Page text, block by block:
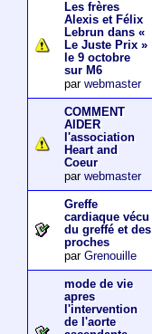
Les frères
Alexis et Félix
Lebrun dans «
Le Juste Prix »
le 9 octobre
sur M6
par webmaster
COMMENT
AIDER
l'association
Heart and
Coeur
par webmaster
Greffe
cardiaque vécu
du greffé et des
proches
par Grenouille
mode de vie
apres
l'intervention
de l'aorte